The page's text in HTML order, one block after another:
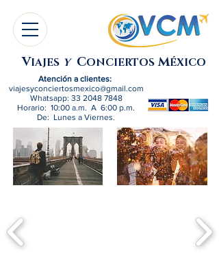
Atención a clientes:
viajesyconciertosmexico@gmail.com
Whatsapp: 33 2048 7848
Horario: 10:00 a.m. A 6:00 p.m.
De: Lunes a Viernes.
VIAJES Y CONCIERTOS MÉXICO